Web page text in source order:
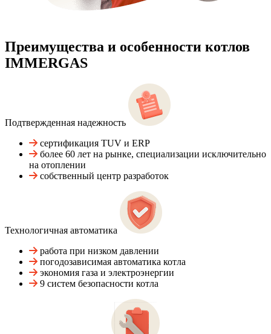
Преимущества и особенности котлов
IMMERGAS
Подтвержденная надежность
сертификация TUV и ERP
более 60 лет на рынке, специализации исключительно
на отоплении
собственный центр разработок
Технологичная автоматика
работа при низком давлении
погодозависимая автоматика котла
экономия газа и электроэнергии
9 систем безопасности котла